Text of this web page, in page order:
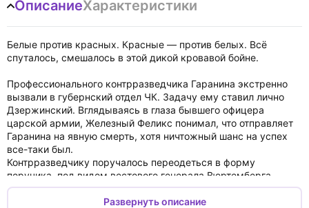
ОписаниеХарактеристики
Белые против красных. Красные — против белых. Всё
спуталось, смешалось в этой дикой кровавой бойне.
Профессионального контрразведчика Гаранина экстренно
вызвали в губернский отдел ЧК. Задачу ему ставил лично
Дзержинский. Вглядываясь в глаза бывшего офицера
царской армии, Железный Феликс понимал, что отправляет
Гаранина на явную смерть, хотя ничтожный шанс на успех
все-таки был.
Контрразведчику поручалось переодеться в форму
поручика, под видом вестового генерала Вюртемберга
проникнуть в расположение кадетского войска и передать
командованию «секретный пакет» с дезинформацией.
Развернуть описание